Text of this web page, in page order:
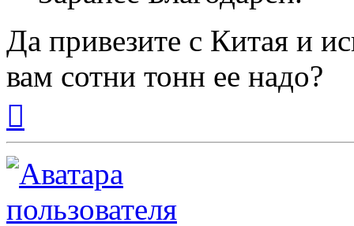
Да привезите с Китая и
вам сотни тонн ее надо?
началу